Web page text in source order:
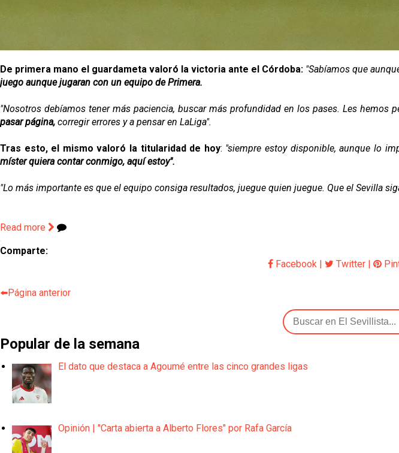
De primera mano el guardameta valoró la victoria ante el Córdoba: "Sabíamos que
juego aunque jugaran con un equipo de Primera.
"Nosotros debíamos tener más paciencia, buscar más profundidad en los pases. Les hemos
pasar página, corregir errores y a pensar en LaLiga".
Tras esto, el mismo valoró la titularidad de hoy: "siempre estoy disponible, aunque lo
míster quiera contar conmigo, aquí estoy".
"Lo más importante es que el equipo consiga resultados, juegue quien juegue. Que el Sevilla
Read more
Comparte:
Facebook | Twitter |
⬅️Página anterior
Popular de la semana
El dato que destaca a Agoumé entre las cinco grandes ligas
Opinión | "Carta abierta a Alberto Flores" por Rafa García